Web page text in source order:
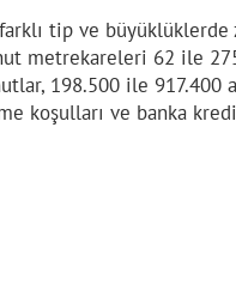
farklı tip ve
metrekareleri 62 ile
198.500 ile 917.400
koşulları ve banka